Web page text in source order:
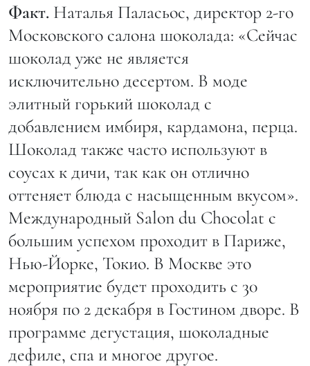
Факт. Наталья Паласьос, директор 2-го
Московского салона шоколада: «Сейчас
шоколад уже не является
исключительно десертом. В моде
элитный горький шоколад с
добавлением имбиря, кардамона, перца.
Шоколад также часто используют в
соусах к дичи, так как он отлично
оттеняет блюда с насыщенным вкусом».
Международный Salon du Chocolat с
большим успехом проходит в Париже,
Нью-Йорке, Токио. В Москве это
мероприятие будет проходить с 30
ноября по 2 декабря в Гостином дворе. В
программе дегустация, шоколадные
дефиле, спа и многое другое.